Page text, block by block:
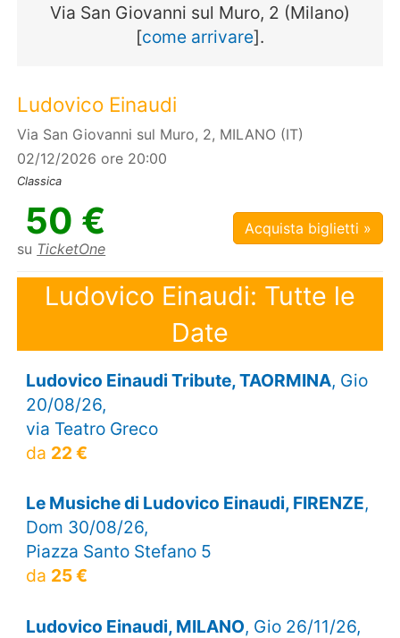
Via San Giovanni sul Muro, 2 (Milano)
[come arrivare].
Ludovico Einaudi
Via San Giovanni sul Muro, 2, MILANO (IT)
02/12/2026 ore 20:00
Classica
50 €
su TicketOne
Acquista biglietti »
Ludovico Einaudi: Tutte le
Date
Ludovico Einaudi Tribute, TAORMINA, Gio
20/08/26,
via Teatro Greco
da 22 €
Le Musiche di Ludovico Einaudi, FIRENZE,
Dom 30/08/26,
Piazza Santo Stefano 5
da 25 €
Ludovico Einaudi, MILANO, Gio 26/11/26,